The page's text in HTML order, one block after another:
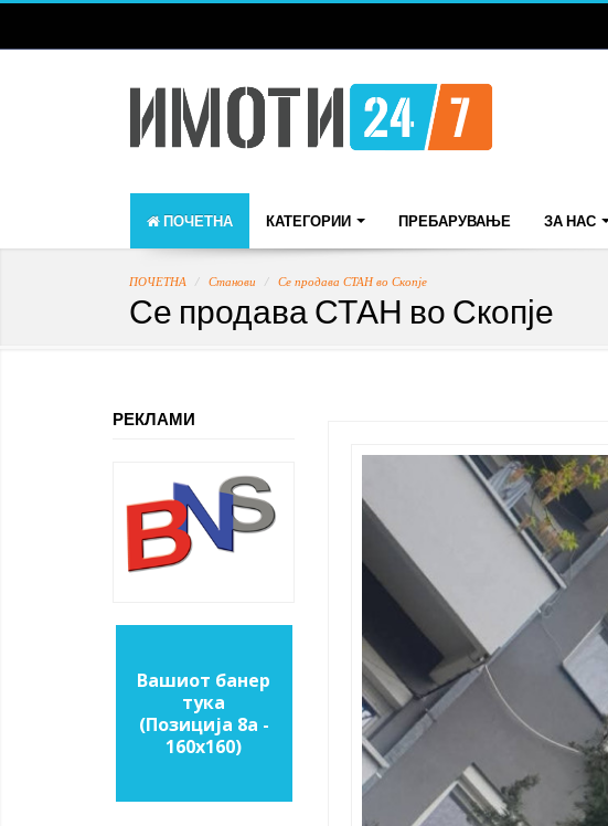
ПОЧЕТНА КАТЕГОРИИ ПРЕБАРУВАЊЕ ЗА НАС
ПОЧЕТНА Станови Се продава СТАН во Скопје
Се продава СТАН во Скопје
РЕКЛАМИ
Вашиот банер
тука
(Позиција 8a -
160х160)